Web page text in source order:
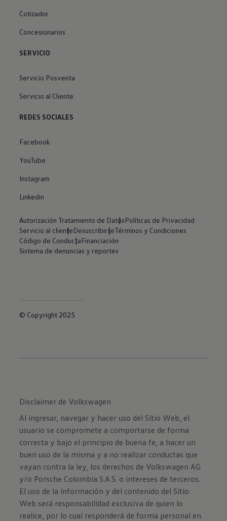
Cotizador
Concesionarios
SERVICIO
Servicio Posventa
Servicio al Cliente
REDES SOCIALES
Facebook
YouTube
Instagram
Linkedin
Autorización Tratamiento de DatosPolíticas de Privacidad
Servicio al clienteDesuscribirseTérminos y Condiciones
Código de ConductaFinanciación
Sistema de denuncias y reportes
© Copyright 2025
Disclaimer de Volkswagen
Al ingresar, navegar y hacer uso del Sitio Web, el
usuario se compromete a comportarse de forma
correcta y bajo el principio de buena fe, a hacer un
buen uso de la misma y a no realizar conductas que
vayan contra la ley, los derechos de Volkswagen AG
y/o Porsche Colombia S.A.S. o intereses de terceros.
El uso de la información y del contenido del Sitio
Web será responsabilidad exclusiva de quien lo
realice, por lo cual responderá de forma personal en